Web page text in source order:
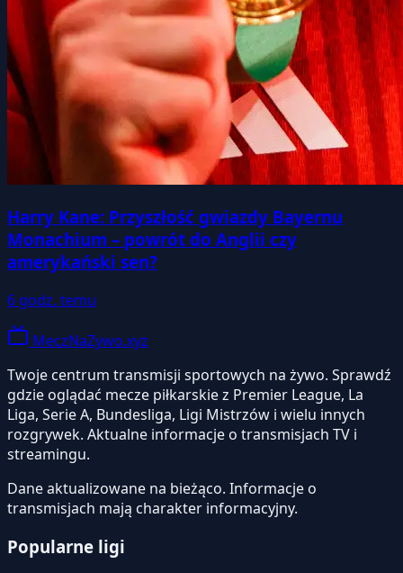
Harry Kane: Przyszłość gwiazdy Bayernu
Monachium – powrót do Anglii czy
amerykański sen?
6 godz. temu
MeczNaZywo.xyz
Twoje centrum transmisji sportowych na żywo. Sprawdź
gdzie oglądać mecze piłkarskie z Premier League, La
Liga, Serie A, Bundesliga, Ligi Mistrzów i wielu innych
rozgrywek. Aktualne informacje o transmisjach TV i
streamingu.
Dane aktualizowane na bieżąco. Informacje o
transmisjach mają charakter informacyjny.
Popularne ligi